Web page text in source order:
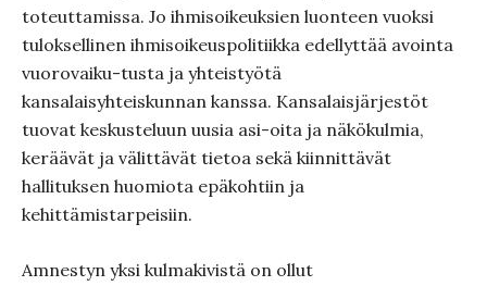
toteuttamissa. Jo ihmisoikeuksien luonteen vuoksi
tuloksellinen ihmisoikeuspolitiikka edellyttää avointa
vuorovaiku-tusta ja yhteistyötä
kansalaisyhteiskunnan kanssa. Kansalaisjärjestöt
tuovat keskusteluun uusia asi-oita ja näkökulmia,
keräävät ja välittävät tietoa sekä kiinnittävät
hallituksen huomiota epäkohtiin ja
kehittämistarpeisiin.
Amnestyn yksi kulmakivistä on ollut